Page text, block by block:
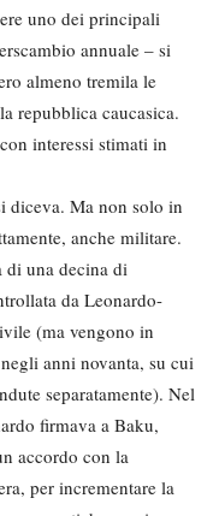
uno dei principali
annuale – si
almeno tremila le
repubblica caucasica.
interessi stimati in
diceva. Ma non solo in
anche militare.
di una decina di
da Leonardo-
(ma vengono in
anni novanta, su cui
separatamente). Nel
firmava a Baku,
accordo con la
per incrementare la